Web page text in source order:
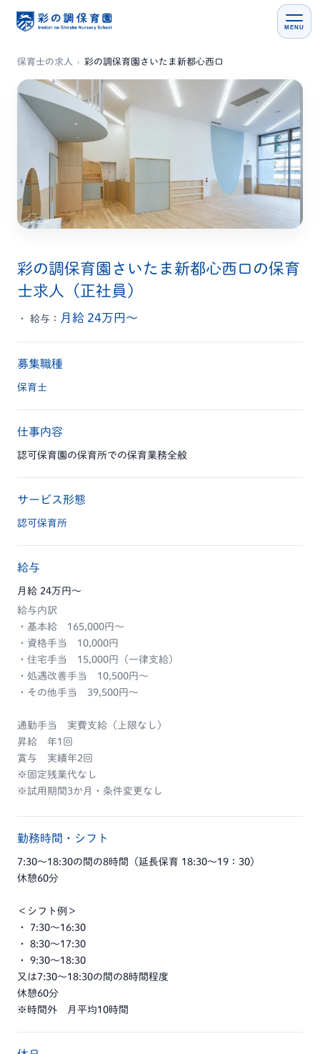
MENU
保育士の求人 › 彩の調保育園さいたま新都心西口
彩の調保育園さいたま新都心西口の保育
士求人（正社員）
給与： 月給 24万円〜
募集職種
保育士
仕事内容
認可保育園の保育所での保育業務全般
サービス形態
認可保育所
給与
月給 24万円〜
給与内訳
・基本給 165,000円～
・資格手当 10,000円
・住宅手当 15,000円（一律支給）
・処遇改善手当 10,500円～
・その他手当 39,500円～
通勤手当 実費支給（上限なし）
昇給 年1回
賞与 実績年2回
※固定残業代なし
※試用期間3か月・条件変更なし
勤務時間・シフト
7:30～18:30の間の8時間（延長保育 18:30～19：30)
休憩60分
＜シフト例＞
・ 7:30～16:30
・ 8:30～17:30
・ 9:30～18:30
又は7:30～18:30の間の8時間程度
休憩60分
※時間外 月平均10時間